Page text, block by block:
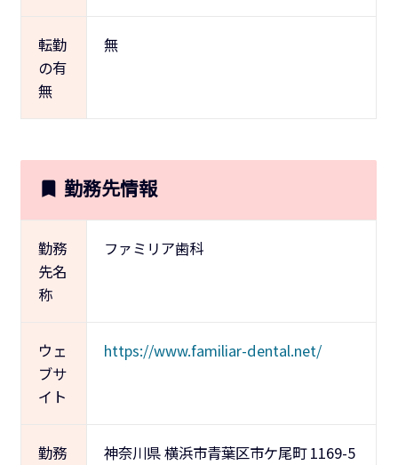
転勤
の有
無
無
勤務先情報
勤務
先名
称
ファミリア歯科
ウェ
ブサ
イト
https://www.familiar-dental.net/
勤務
神奈川県 横浜市青葉区市ケ尾町 1169-5